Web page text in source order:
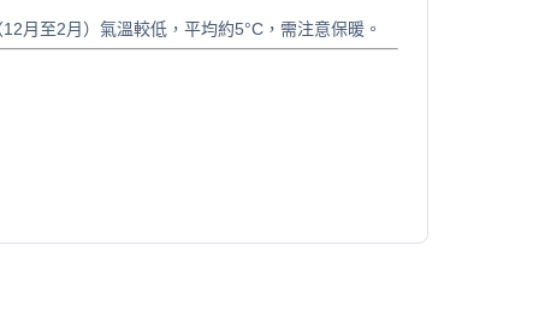
月至2月）氣溫較低，平均約5°C，需注意保暖。